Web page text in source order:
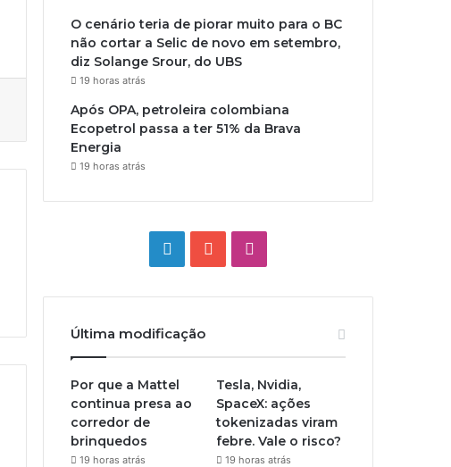
O cenário teria de piorar muito para o BC
não cortar a Selic de novo em setembro,
diz Solange Srour, do UBS
19 horas atrás
Após OPA, petroleira colombiana
Ecopetrol passa a ter 51% da Brava
Energia
19 horas atrás
LinkedinYouTube
Última modificação
Por que a Mattel
continua presa ao
corredor de
brinquedos
19 horas atrás
Tesla, Nvidia,
SpaceX: ações
tokenizadas viram
febre. Vale o risco?
19 horas atrás